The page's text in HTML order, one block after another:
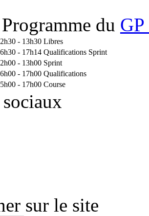
Programme du
- 13h30 Libres
- 17h14 Qualifications Sprint
- 13h00 Sprint
- 17h00 Qualifications
- 17h00 Course
sur le site